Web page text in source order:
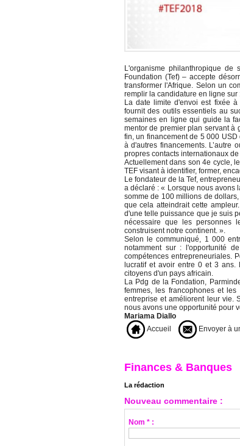
L'organisme philanthropique de
Foundation (Tef) – accepte
transformer l'Afrique. Selon un
remplir la candidature en ligne
La date limite d'envoi est fixée
fournit des outils essentiels au
semaines en ligne qui guide la
mentor de premier plan servant à
fin, un financement de 5 000
à d'autres financements. L’autre
propres contacts internationaux de
Actuellement dans son 4e cycle,
TEF visant à identifier, former,
Le fondateur de la Tef,
a déclaré : « Lorsque nous avons
somme de 100 millions de
que cela atteindrait cette
d'une telle puissance que je suis
nécessaire que les personnes
construisent notre continent. ».
Selon le communiqué, 1 000
notamment sur : l'opportunité
compétences entrepreneuriales.
lucratif et avoir entre 0 et 3
citoyens d'un pays africain.
La Pdg de la Fondation,
femmes, les francophones et
entreprise et améliorent leur vie.
nous avons une opportunité pour
Mariama Diallo
Accueil
Envoyer à
Finances & Banques
La rédaction
Nouveau commentaire :
Nom * :